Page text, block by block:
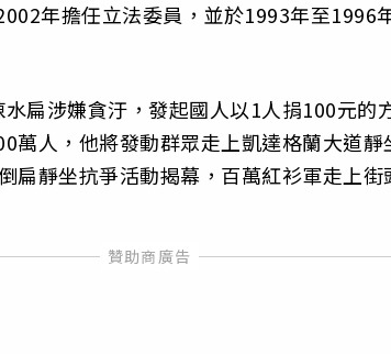
年擔任立法委員，並於1993年至1996
扁涉嫌貪汙，發起國人以1人捐100元的
萬人，他將發動群眾走上凱達格蘭大道
扁靜坐抗爭活動揭幕，百萬紅衫軍走上